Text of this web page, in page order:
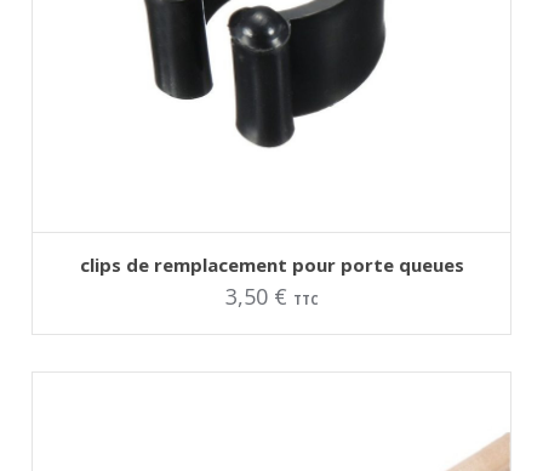
clips de remplacement pour porte queues
3,50 € TTC